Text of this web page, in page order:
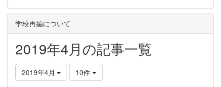
学校再編について
2019年4月の記事一覧
2019年4月 10件